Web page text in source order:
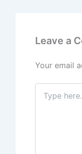
Leave a
Your email
Type
here..